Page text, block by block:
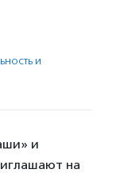
и
и
на